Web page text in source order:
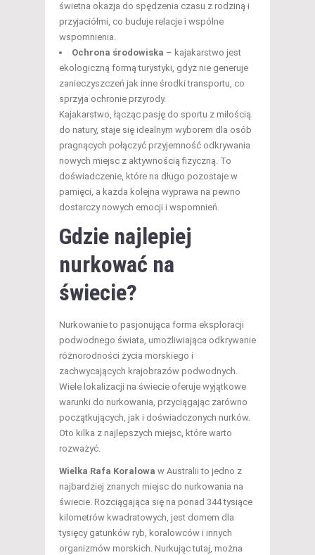
świetna okazja do spędzenia czasu z rodziną i
przyjaciółmi, co buduje relacje i wspólne
wspomnienia.
Ochrona środowiska – kajakarstwo jest
ekologiczną formą turystyki, gdyż nie generuje
zanieczyszczeń jak inne środki transportu, co
sprzyja ochronie przyrody.
Kajakarstwo, łącząc pasję do sportu z miłością
do natury, staje się idealnym wyborem dla osób
pragnących połączyć przyjemność odkrywania
nowych miejsc z aktywnością fizyczną. To
doświadczenie, które na długo pozostaje w
pamięci, a każda kolejna wyprawa na pewno
dostarczy nowych emocji i wspomnień.
Gdzie najlepiej
nurkować na
świecie?
Nurkowanie to pasjonująca forma eksploracji
podwodnego świata, umożliwiająca odkrywanie
różnorodności życia morskiego i
zachwycających krajobrazów podwodnych.
Wiele lokalizacji na świecie oferuje wyjątkowe
warunki do nurkowania, przyciągając zarówno
początkujących, jak i doświadczonych nurków.
Oto kilka z najlepszych miejsc, które warto
rozważyć.
Wielka Rafa Koralowa w Australii to jedno z
najbardziej znanych miejsc do nurkowania na
świecie. Rozciągająca się na ponad 344 tysiące
kilometrów kwadratowych, jest domem dla
tysięcy gatunków ryb, koralowców i innych
organizmów morskich. Nurkując tutaj, można